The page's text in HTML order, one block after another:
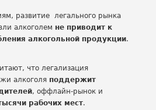
развитие легального рынка
алкоголем не приводит к
алкогольной продукции.
что легализация
алкоголя поддержит
, оффлайн-рынок и
рабочих мест.